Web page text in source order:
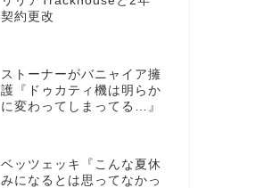
契約更改
ストーナーがバニャイア擁
護『ドゥカティ機は明らか
に変わってしまってる…』
ベッツェッキ『こんな夏休
みになるとは思ってなかっ